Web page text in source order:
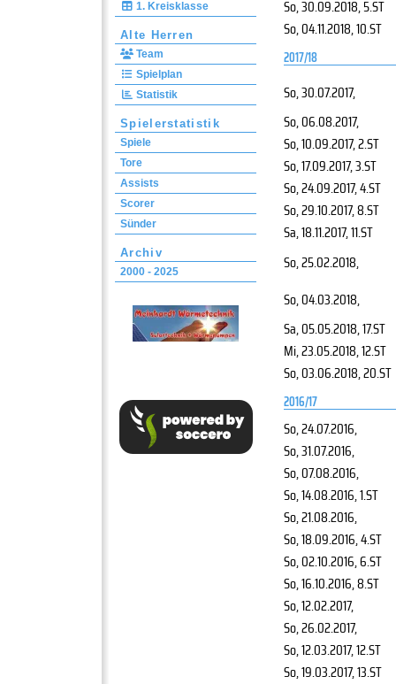
1. Kreisklasse
Alte Herren
Team
Spielplan
Statistik
Spielerstatistik
Spiele
Tore
Assists
Scorer
Sünder
Archiv
2000 - 2025
So, 30.09.2018, 5.ST
So, 04.11.2018, 10.ST
2017/18
So, 30.07.2017,
So, 06.08.2017,
So, 10.09.2017, 2.ST
So, 17.09.2017, 3.ST
So, 24.09.2017, 4.ST
So, 29.10.2017, 8.ST
Sa, 18.11.2017, 11.ST
So, 25.02.2018,
So, 04.03.2018,
Sa, 05.05.2018, 17.ST
Mi, 23.05.2018, 12.ST
So, 03.06.2018, 20.ST
2016/17
So, 24.07.2016,
So, 31.07.2016,
So, 07.08.2016,
So, 14.08.2016, 1.ST
So, 21.08.2016,
So, 18.09.2016, 4.ST
So, 02.10.2016, 6.ST
So, 16.10.2016, 8.ST
So, 12.02.2017,
So, 26.02.2017,
So, 12.03.2017, 12.ST
So, 19.03.2017, 13.ST